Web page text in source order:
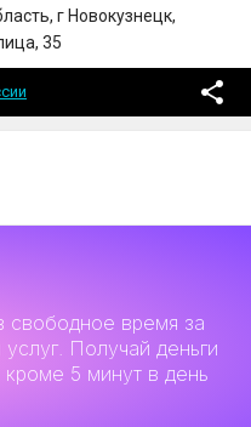
г Новокузнецк,
35
свободное время за
Получай деньги
5 минут в день